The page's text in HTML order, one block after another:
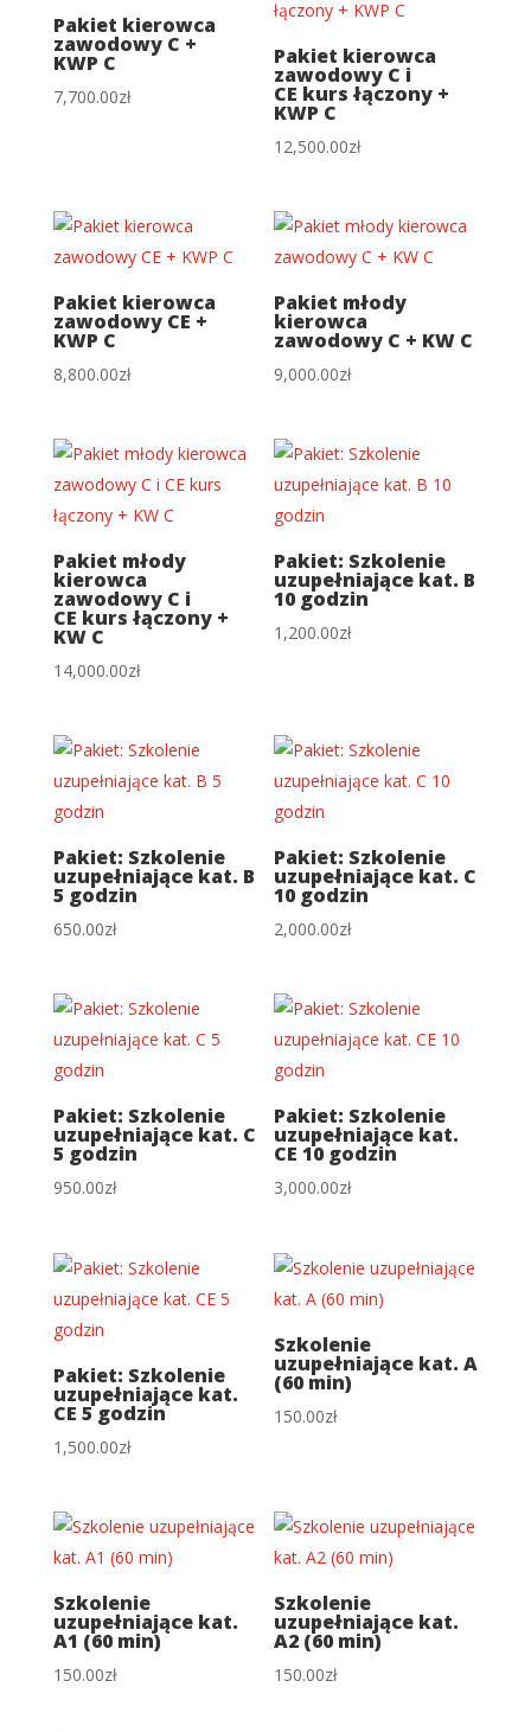
Pakiet kierowca
zawodowy C +
KWP C
7,700.00zł
Pakiet kierowca
zawodowy C i
CE kurs łączony +
KWP C
12,500.00zł
Pakiet kierowca
zawodowy CE +
KWP C
8,800.00zł
Pakiet młody
kierowca
zawodowy C + KW C
9,000.00zł
Pakiet młody
kierowca
zawodowy C i
CE kurs łączony +
KW C
14,000.00zł
Pakiet: Szkolenie
uzupełniające kat. B
10 godzin
1,200.00zł
Pakiet: Szkolenie
uzupełniające kat. B
5 godzin
650.00zł
Pakiet: Szkolenie
uzupełniające kat. C
10 godzin
2,000.00zł
Pakiet: Szkolenie
uzupełniające kat. C
5 godzin
950.00zł
Pakiet: Szkolenie
uzupełniające kat.
CE 10 godzin
3,000.00zł
Pakiet: Szkolenie
uzupełniające kat.
CE 5 godzin
1,500.00zł
Szkolenie
uzupełniające kat. A
(60 min)
150.00zł
Szkolenie
uzupełniające kat.
A1 (60 min)
150.00zł
Szkolenie
uzupełniające kat.
A2 (60 min)
150.00zł